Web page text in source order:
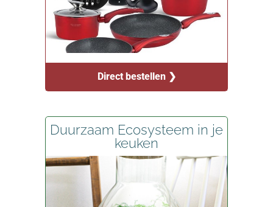
Direct bestellen ❯
Duurzaam Ecosysteem in je
keuken